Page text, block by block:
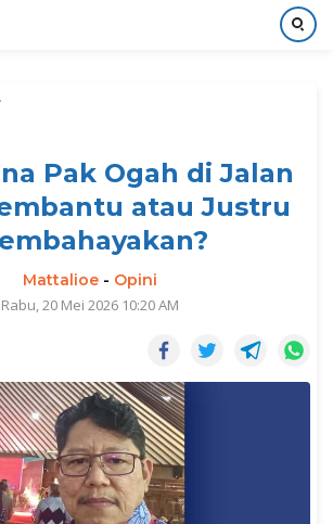
Pak Ogah di Jalan
atau Justru
Mattalioe - Opini
Rabu, 20 Mei 2026 10:20 AM